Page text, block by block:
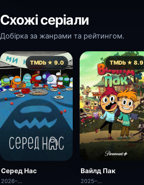
Схожі серіали
Добірка за жанрами та рейтингом.
TMDb ★ 9.0
Серед Нас
2026–…
TMDb ★ 8.9
Вайлд Пак
2025–…